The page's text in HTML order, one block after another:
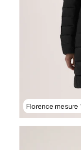
Florence mesure